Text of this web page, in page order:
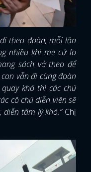
theo đoàn, mỗi lần
nhiều khi mẹ cứ lo
sách vở theo để
vẫn đi cùng đoàn
khó thì các chú
cô chú diễn viên sẽ
diễn tâm lý khó.” Chị